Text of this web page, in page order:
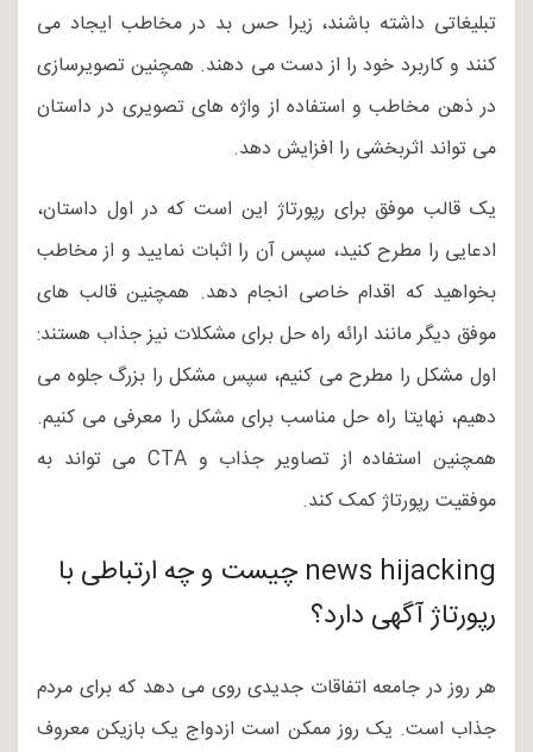
تبلیغاتی داشته باشند، زیرا حس بد در مخاطب ایجاد می
کنند و کاربرد خود را از دست می دهند. همچنین تصویرسازی
در ذهن مخاطب و استفاده از واژه های تصویری در داستان
می تواند اثربخشی را افزایش دهد.
یک قالب موفق برای رپورتاژ این است که در اول داستان،
ادعایی را مطرح کنید، سپس آن را اثبات نمایید و از مخاطب
بخواهید که اقدام خاصی انجام دهد. همچنین قالب های
موفق دیگر مانند ارائه راه حل برای مشکلات نیز جذاب هستند:
اول مشکل را مطرح می کنیم، سپس مشکل را بزرگ جلوه می
دهیم، نهایتا راه حل مناسب برای مشکل را معرفی می کنیم.
همچنین استفاده از تصاویر جذاب و CTA می تواند به
موفقیت رپورتاژ کمک کند.
news hijacking چیست و چه ارتباطی با
رپورتاژ آگهی دارد؟
هر روز در جامعه اتفاقات جدیدی روی می دهد که برای مردم
جذاب است. یک روز ممکن است ازدواج یک بازیکن معروف